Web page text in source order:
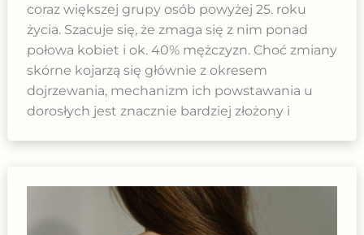
coraz większej grupy osób powyżej 25. roku
życia. Szacuje się, że zmaga się z nim ponad
połowa kobiet i ok. 40% mężczyzn. Choć zmiany
skórne kojarzą się głównie z okresem
dojrzewania, mechanizm ich powstawania u
dorosłych jest znacznie bardziej złożony i